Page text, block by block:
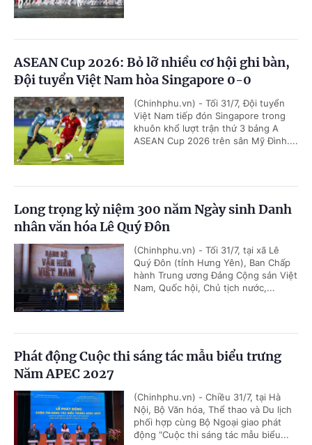
ASEAN Cup 2026: Bỏ lỡ nhiều cơ hội ghi bàn,
Đội tuyển Việt Nam hòa Singapore 0-0
(Chinhphu.vn) - Tối 31/7, Đội tuyển
Việt Nam tiếp đón Singapore trong
khuôn khổ lượt trận thứ 3 bảng A
ASEAN Cup 2026 trên sân Mỹ Đình....
Long trọng kỷ niệm 300 năm Ngày sinh Danh
nhân văn hóa Lê Quý Đôn
(Chinhphu.vn) - Tối 31/7, tại xã Lê
Quý Đôn (tỉnh Hưng Yên), Ban Chấp
hành Trung ương Đảng Cộng sản Việt
Nam, Quốc hội, Chủ tịch nước,...
Phát động Cuộc thi sáng tác mẫu biểu trưng
Năm APEC 2027
(Chinhphu.vn) - Chiều 31/7, tại Hà
Nội, Bộ Văn hóa, Thể thao và Du lịch
phối hợp cùng Bộ Ngoại giao phát
động “Cuộc thi sáng tác mẫu biểu...